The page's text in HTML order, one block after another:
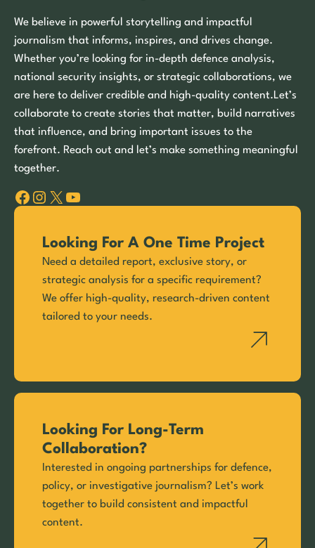
We believe in powerful storytelling and impactful
journalism that informs, inspires, and drives change.
Whether you’re looking for in-depth defence analysis,
national security insights, or strategic collaborations, we
are here to deliver credible and high-quality content.Let’s
collaborate to create stories that matter, build narratives
that influence, and bring important issues to the
forefront. Reach out and let’s make something meaningful
together.
Facebook Instagram X YouTube
Looking For A One Time Project
Need a detailed report, exclusive story, or
strategic analysis for a specific requirement?
We offer high-quality, research-driven content
tailored to your needs.
Looking For Long-Term
Collaboration?
Interested in ongoing partnerships for defence,
policy, or investigative journalism? Let’s work
together to build consistent and impactful
content.